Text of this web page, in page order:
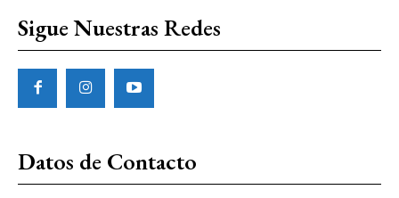
Sigue Nuestras Redes
Datos de Contacto